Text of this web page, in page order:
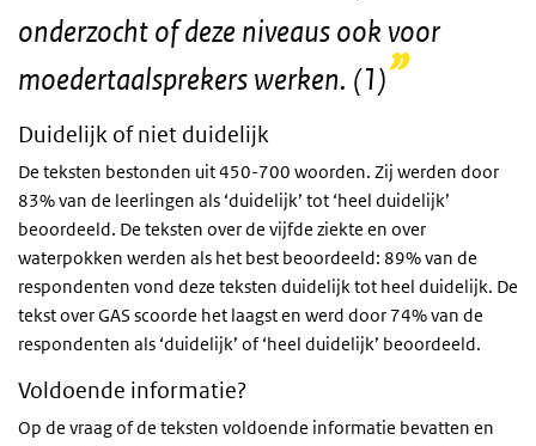
onderzocht of deze niveaus ook voor
moedertaalsprekers werken. (1)
Duidelijk of niet duidelijk
De teksten bestonden uit 450-700 woorden. Zij werden door
83% van de leerlingen als ‘duidelijk’ tot ‘heel duidelijk’
beoordeeld. De teksten over de vijfde ziekte en over
waterpokken werden als het best beoordeeld: 89% van de
respondenten vond deze teksten duidelijk tot heel duidelijk. De
tekst over GAS scoorde het laagst en werd door 74% van de
respondenten als ‘duidelijk’ of ‘heel duidelijk’ beoordeeld.
Voldoende informatie?
Op de vraag of de teksten voldoende informatie bevatten en